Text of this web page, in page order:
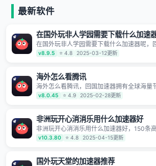
最新软件
在国外玩非人学园需要下载什么加速
在国外玩非人学园需要下载什么加速器呢，
拥有全球海量节点覆盖，运营商专线不卡顿
为海外华人和留学生打造，帮助海外华人免
听高品质音乐。
v8.9.5 ⭐ 4.8 2025-03-12更新
海外怎么看腾讯
海外怎么看腾讯，回国加速器拥有全球海量
运营商专线不卡顿超稳定，专为海外华人和
造，帮助海外华人免除地域限制，随时高速
v8.0.45 ⭐ 4.9 2025-02-28更新
非洲玩开心消消乐用什么加速器好
非洲玩开心消消乐用什么加速器好，150条
路 自有高速中转节点 无需注册 一键连接 提
应用内直达视频音乐app,快人一步 应用模式
确保数据不泄露 阻止第三方对数据进行窃取
v10.3.80 ⭐ 4.8 2025-04-15更新
国外玩天堂的加速器推荐